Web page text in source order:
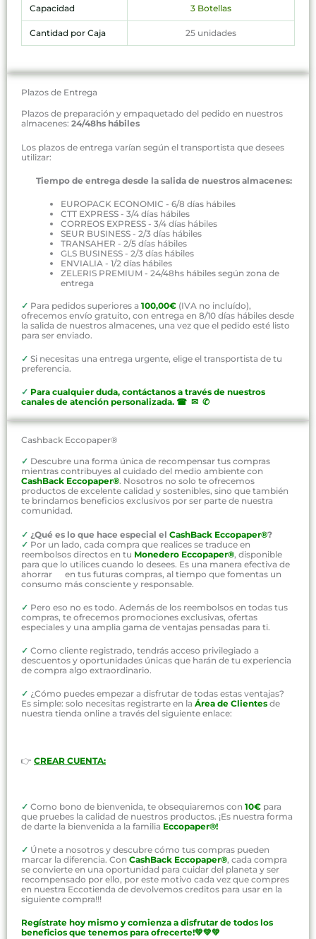
Capacidad 3 Botellas
Cantidad por Caja 25 unidades
Plazos de Entrega
Plazos de preparación y empaquetado del pedido en nuestros
almacenes: 24/48hs hábiles
Los plazos de entrega varían según el transportista que desees
utilizar:
Tiempo de entrega desde la salida de nuestros almacenes:
EUROPACK ECONOMIC - 6/8 días hábiles
CTT EXPRESS - 3/4 días hábiles
CORREOS EXPRESS - 3/4 días hábiles
SEUR BUSINESS - 2/3 días hábiles
TRANSAHER - 2/5 días hábiles
GLS BUSINESS - 2/3 días hábiles
ENVIALIA - 1/2 días hábiles
ZELERIS PREMIUM - 24/48hs hábiles según zona de
entrega
✓ Para pedidos superiores a 100,00€ (IVA no incluído),
ofrecemos envío gratuito, con entrega en 8/10 días hábiles desde
la salida de nuestros almacenes, una vez que el pedido esté listo
para ser enviado.
✓ Si necesitas una entrega urgente, elige el transportista de tu
preferencia.
✓ Para cualquier duda, contáctanos a través de nuestros
canales de atención personalizada. ☎ ✉ ✆
Cashback Eccopaper®
✓ Descubre una forma única de recompensar tus compras
mientras contribuyes al cuidado del medio ambiente con
CashBack Eccopaper®. Nosotros no solo te ofrecemos
productos de excelente calidad y sostenibles, sino que también
te brindamos beneficios exclusivos por ser parte de nuestra
comunidad.
✓ ¿Qué es lo que hace especial el CashBack Eccopaper®?
✓ Por un lado, cada compra que realices se traduce en
reembolsos directos en tu Monedero Eccopaper®, disponible
para que lo utilices cuando lo desees. Es una manera efectiva de
ahorrar en tus futuras compras, al tiempo que fomentas un
consumo más consciente y responsable.
✓ Pero eso no es todo. Además de los reembolsos en todas tus
compras, te ofrecemos promociones exclusivas, ofertas
especiales y una amplia gama de ventajas pensadas para ti.
✓ Como cliente registrado, tendrás acceso privilegiado a
descuentos y oportunidades únicas que harán de tu experiencia
de compra algo extraordinario.
✓ ¿Cómo puedes empezar a disfrutar de todas estas ventajas?
Es simple: solo necesitas registrarte en la Área de Clientes de
nuestra tienda online a través del siguiente enlace:
👉 CREAR CUENTA:
✓ Como bono de bienvenida, te obsequiaremos con 10€ para
que pruebes la calidad de nuestros productos. ¡Es nuestra forma
de darte la bienvenida a la familia Eccopaper®!
✓ Únete a nosotros y descubre cómo tus compras pueden
marcar la diferencia. Con CashBack Eccopaper®, cada compra
se convierte en una oportunidad para cuidar del planeta y ser
recompensado por ello, por este motivo cada vez que compres
en nuestra Eccotienda de devolvemos creditos para usar en la
siguiente compra!!!
Regístrate hoy mismo y comienza a disfrutar de todos los
beneficios que tenemos para ofrecerte!💚💚💚